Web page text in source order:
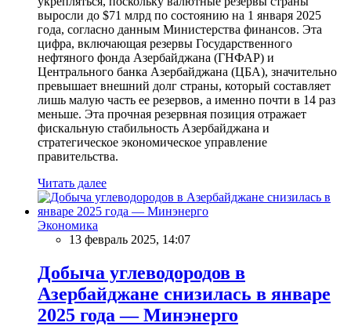
выросли до $71 млрд по состоянию на 1 января 2025
года, согласно данным Министерства финансов. Эта
цифра, включающая резервы Государственного
нефтяного фонда Азербайджана (ГНФАР) и
Центрального банка Азербайджана (ЦБА), значительно
превышает внешний долг страны, который составляет
лишь малую часть ее резервов, а именно почти в 14 раз
меньше. Эта прочная резервная позиция отражает
фискальную стабильность Азербайджана и
стратегическое экономическое управление
правительства.
Читать далее
Экономика
13 февраль 2025, 14:07
Добыча углеводородов в
Азербайджане снизилась в январе
2025 года — Минэнерго